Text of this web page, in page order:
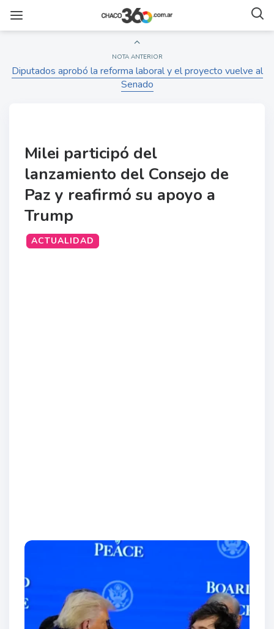
NOTA ANTERIOR
Diputados aprobó la reforma laboral y el proyecto vuelve al
Senado
Milei participó del
lanzamiento del Consejo de
Paz y reafirmó su apoyo a
Trump
ACTUALIDAD